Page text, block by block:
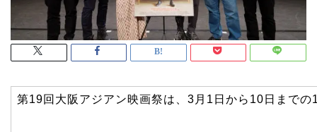
第19回大阪アジアン映画祭は、3月1日から10日まで